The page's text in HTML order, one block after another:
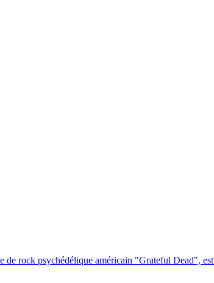
rock psychédélique américain "Grateful Dead",